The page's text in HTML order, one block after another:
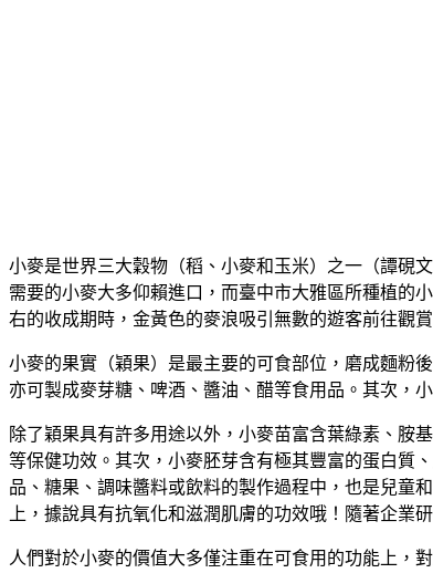
小麥是世界三大穀物（稻、小麥和玉米）之一（譚硯
需要的小麥大多仰賴進口，而臺中市大雅區所種植的
右的收成期時，金黃色的麥浪吸引無數的遊客前往觀
小麥的果實（穎果）是最主要的可食部位，磨成麵粉
亦可製成麥芽糖、啤酒、醬油、醋等食用品。其次，
除了穎果具有許多用途以外，小麥苗富含葉綠素、胺
等保健功效。其次，小麥胚芽含有極其豐富的蛋白質
品、糖果、調味醬料或飲料的製作過程中，也是兒童
上，據說具有抗氧化和滋潤肌膚的功效哦！隨著企業
人們對於小麥的價值大多僅注重在可食用的功能上，